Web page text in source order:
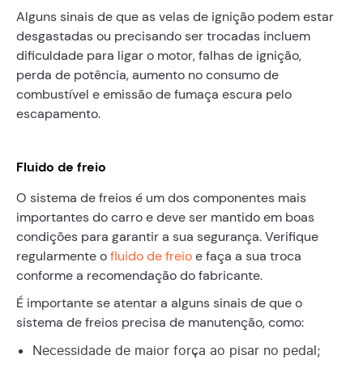
Alguns sinais de que as velas de ignição podem estar
desgastadas ou precisando ser trocadas incluem
dificuldade para ligar o motor, falhas de ignição,
perda de potência, aumento no consumo de
combustível e emissão de fumaça escura pelo
escapamento.
Fluido de freio
O sistema de freios é um dos componentes mais
importantes do carro e deve ser mantido em boas
condições para garantir a sua segurança. Verifique
regularmente ofluido de freioe faça a sua troca
conforme a recomendação do fabricante.
É importante se atentar a alguns sinais de que o
sistema de freios precisa de manutenção, como:
Necessidade de maior força ao pisar no pedal;